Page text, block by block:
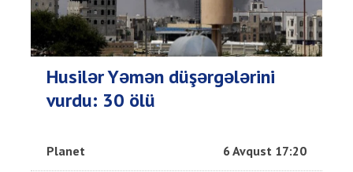
Husilər Yəmən düşərgələrini
vurdu: 30 ölü
Planet 6 Avqust 17:20